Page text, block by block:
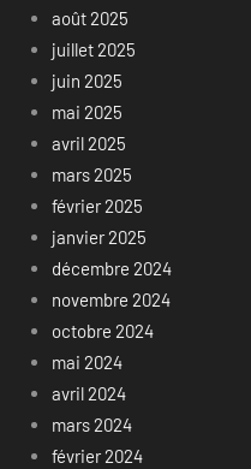
août 2025
juillet 2025
juin 2025
mai 2025
avril 2025
mars 2025
février 2025
janvier 2025
décembre 2024
novembre 2024
octobre 2024
mai 2024
avril 2024
mars 2024
février 2024